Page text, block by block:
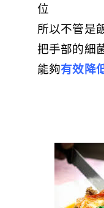
位
所以不管是
把手部的細
能夠有效降